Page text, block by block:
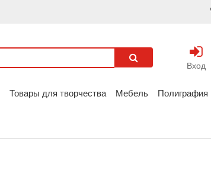
Вход
Товары для творчества Мебель Полиграфия